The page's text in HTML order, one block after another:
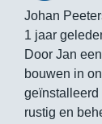
Johan
1 jaar
Door Jan
bouwen in
geïnstalleerd
rustig en